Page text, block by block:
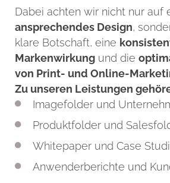
Dabei achten wir nicht nur auf
ansprechendes Design,
klare Botschaft, eine
Markenwirkung und die
von Print- und Online-
Zu unseren Leistungen
Imagefolder und
Produktfolder und
Whitepaper und Case
Anwenderberichte und